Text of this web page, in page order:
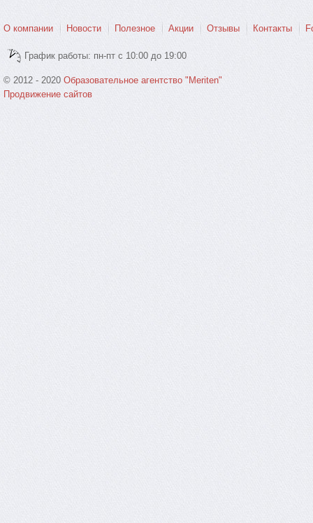
О компании Новости Полезное Акции Отзывы Контакты
График работы: пн-пт с 10:00 до 19:00
© 2012 - 2020 Образовательное агентство "Meriten"
Продвижение сайтов